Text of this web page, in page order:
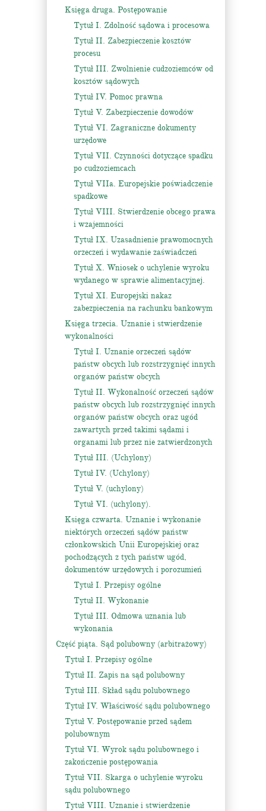
Księga druga. Postępowanie
Tytuł I. Zdolność sądowa i procesowa
Tytuł II. Zabezpieczenie kosztów
procesu
Tytuł III. Zwolnienie cudzoziemców od
kosztów sądowych
Tytuł IV. Pomoc prawna
Tytuł V. Zabezpieczenie dowodów
Tytuł VI. Zagraniczne dokumenty
urzędowe
Tytuł VII. Czynności dotyczące spadku
po cudzoziemcach
Tytuł VIIa. Europejskie poświadczenie
spadkowe
Tytuł VIII. Stwierdzenie obcego prawa
i wzajemności
Tytuł IX. Uzasadnienie prawomocnych
orzeczeń i wydawanie zaświadczeń
Tytuł X. Wniosek o uchylenie wyroku
wydanego w sprawie alimentacyjnej.
Tytuł XI. Europejski nakaz
zabezpieczenia na rachunku bankowym
Księga trzecia. Uznanie i stwierdzenie
wykonalności
Tytuł I. Uznanie orzeczeń sądów
państw obcych lub rozstrzygnięć innych
organów państw obcych
Tytuł II. Wykonalność orzeczeń sądów
państw obcych lub rozstrzygnięć innych
organów państw obcych oraz ugód
zawartych przed takimi sądami i
organami lub przez nie zatwierdzonych
Tytuł III. (Uchylony)
Tytuł IV. (Uchylony)
Tytuł V. (uchylony)
Tytuł VI. (uchylony).
Księga czwarta. Uznanie i wykonanie
niektórych orzeczeń sądów państw
członkowskich Unii Europejskiej oraz
pochodzących z tych państw ugód,
dokumentów urzędowych i porozumień
Tytuł I. Przepisy ogólne
Tytuł II. Wykonanie
Tytuł III. Odmowa uznania lub
wykonania
Część piąta. Sąd polubowny (arbitrażowy)
Tytuł I. Przepisy ogólne
Tytuł II. Zapis na sąd polubowny
Tytuł III. Skład sądu polubownego
Tytuł IV. Właściwość sądu polubownego
Tytuł V. Postępowanie przed sądem
polubownym
Tytuł VI. Wyrok sądu polubownego i
zakończenie postępowania
Tytuł VII. Skarga o uchylenie wyroku
sądu polubownego
Tytuł VIII. Uznanie i stwierdzenie